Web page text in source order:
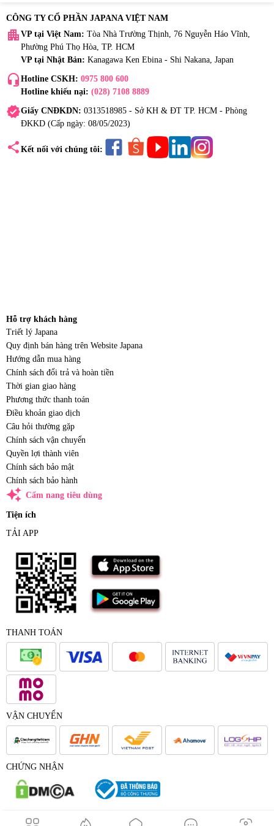
CÔNG TY CỔ PHẦN JAPANA VIỆT NAM
apartment VP tại Việt Nam: Tòa Nhà Trường Thịnh, 76 Nguyễn Háo Vĩnh,
Phường Phú Thọ Hòa, TP. HCM
VP tại Nhật Bản: Kanagawa Ken Ebina - Shi Nakana, Japan
headset_mic Hotline CSKH: 0975 800 600
Hotline khiếu nại: (028) 7108 8889
verifiedGiấy CNĐKDN: 0313518985 - Sở KH & ĐT TP. HCM - Phòng
ĐKKD (Cấp ngày: 08/05/2023)
share Kết nối với chúng tôi:
Hỗ trợ khách hàng
Triết lý Japana
Quy định bán hàng trên Website Japana
Hướng dẫn mua hàng
Chính sách đổi trả và hoàn tiền
Thời gian giao hàng
Phương thức thanh toán
Điều khoản giao dịch
Câu hỏi thường gặp
Chính sách vận chuyển
Quyền lợi thành viên
Chính sách bảo mật
Chính sách bảo hành
auto_awesome Cẩm nang tiêu dùng
Tiện ích
TẢI APP
THANH TOÁN
VẬN CHUYỂN
CHỨNG NHẬN